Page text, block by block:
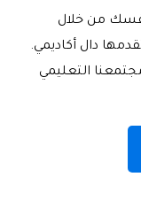
من خلال
دال أكاديمي.
التعليمي